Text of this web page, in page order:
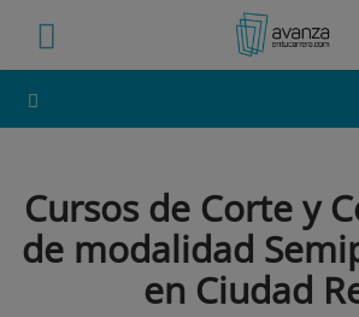
Cursos de Corte y
de modalidad
en Ciudad